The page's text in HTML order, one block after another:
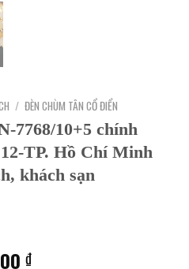
/ ĐÈN CHÙM TÂN CỔ ĐIỂN
7768/10+5 chính
TP. Hồ Chí Minh
khách sạn
₫Giá